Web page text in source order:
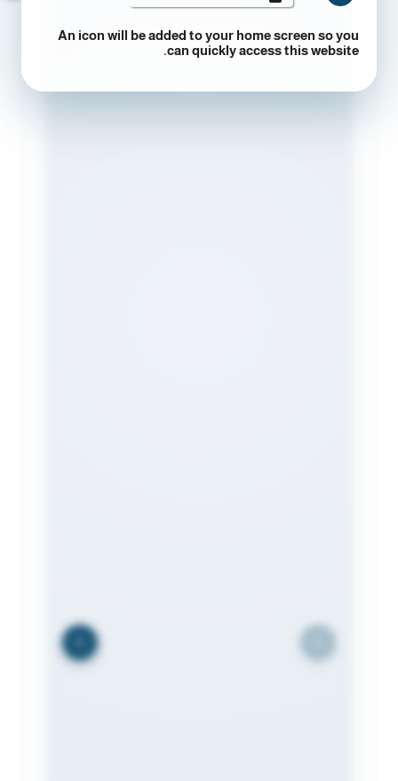
An icon will be added to your home screen so you
can quickly access this website.